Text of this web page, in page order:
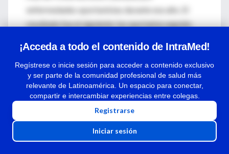
enfermedades oportunistas durante ese año. El
resultado fue el siguiente: los que había seguido
internaciones anuales, los pacientes que no
adhieren a esta metodología (27%), tuvieron 7,9
internaciones en el año
Pregunta:Cuando se afirma siguiente: "El equipo
de pediatras, de formación tradicional no tenía
¡Acceda a todo el contenido de IntraMed!
Regístrese o inicie sesión para acceder a contenido exclusivo
y ser parte de la comunidad profesional de salud más
relevante de Latinoamérica. Un espacio para conectar,
compartir e intercambiar experiencias entre colegas.
Registrarse
Iniciar sesión